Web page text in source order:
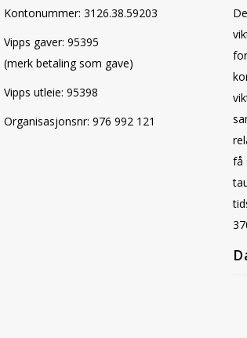
Kontonummer: 3126.38.59203
Vipps gaver: 95395
(merk betaling som gave)
Vipps utleie: 95398
Organisasjonsnr: 976 992 121
få